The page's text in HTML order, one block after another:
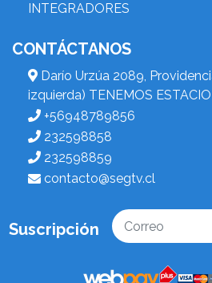
INTEGRADORES
CONTÁCTANOS
Darío Urzúa 2089,
izquierda) TENEMOS
+56948789856
232598858
232598859
contacto@segtv.cl
Suscripción